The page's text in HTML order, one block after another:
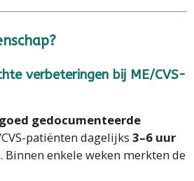
verbeteringen bij ME/CVS-
gedocumenteerde
patiënten dagelijks 3–6 uur
. Binnen enkele weken merkten de